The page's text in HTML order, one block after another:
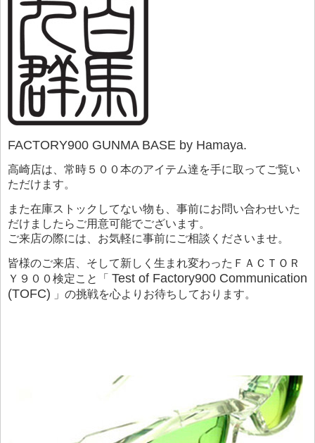
FACTORY900 GUNMA BASE by Hamaya.
高崎店は、常時５００本のアイテム達を手に取ってご覧い
ただけます。
また在庫ストックしてない物も、事前にお問い合わせいた
だけましたらご用意可能でございます。
ご来店の際には、お気軽に事前にご相談くださいませ。
皆様のご来店、そして新しく生まれ変わったＦＡＣＴＯＲ
Ｙ９００検定こと「 Test of Factory900 Communication
(TOFC) 」の挑戦を心よりお待ちしております。